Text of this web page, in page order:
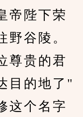
帝陛下荣
野谷陵。
尊贵的君
目的地了"
个名字